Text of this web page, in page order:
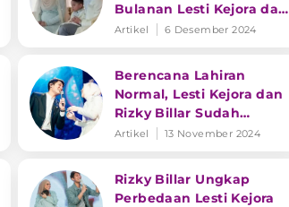
Bulanan Lesti Kejora dan
Rizky Billar Berlangsung
Artikel 6 Desember 2024
Berencana Lahiran
Normal, Lesti Kejora dan
Rizky Billar Sudah
Siapkan Nama Anak
Artikel 13 November 2024
Rizky Billar Ungkap
Perbedaan Lesti Kejora